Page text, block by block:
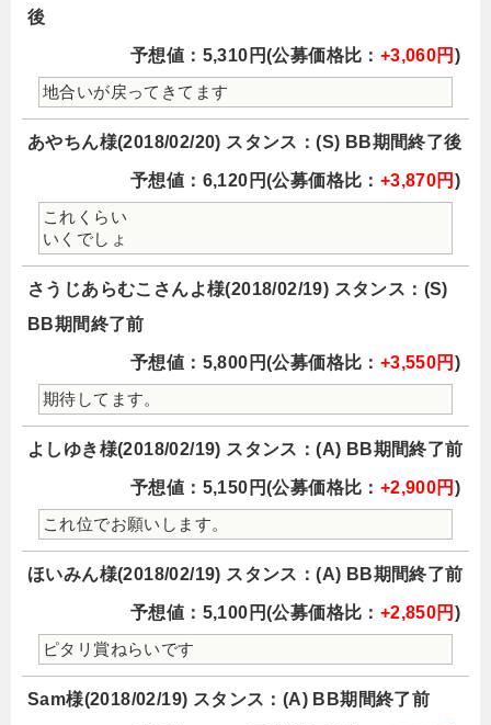
後
予想値：5,310円(公募価格比： +3,060円 )
地合いが戻ってきてます
あやちん様(2018/02/20) スタンス：(S) BB期間終了後
予想値：6,120円(公募価格比： +3,870円 )
これくらい
いくでしょ
さうじあらむこさんよ様(2018/02/19) スタンス：(S)
BB期間終了前
予想値：5,800円(公募価格比： +3,550円 )
期待してます。
よしゆき様(2018/02/19) スタンス：(A) BB期間終了前
予想値：5,150円(公募価格比： +2,900円 )
これ位でお願いします。
ほいみん様(2018/02/19) スタンス：(A) BB期間終了前
予想値：5,100円(公募価格比： +2,850円 )
ピタリ賞ねらいです
Sam様(2018/02/19) スタンス：(A) BB期間終了前